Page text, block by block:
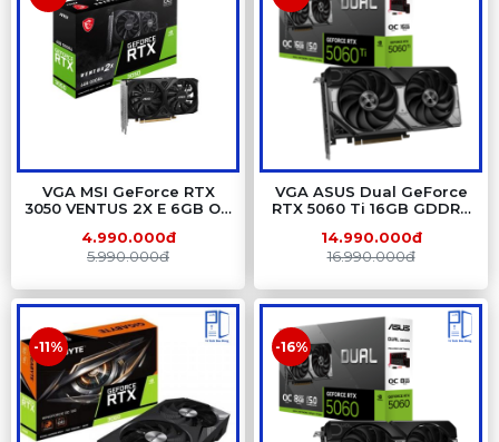
VGA MSI GeForce RTX
3050 VENTUS 2X E 6GB OC
NVIDIA Ampere
4.990.000đ
5.990.000đ
VGA ASUS Dual GeForce
RTX 5060 Ti 16GB GDDR7
2 Fan, Blackwell
14.990.000đ
16.990.000đ
-11% -16%